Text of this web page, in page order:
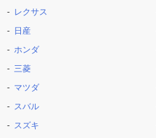
レクサス
日産
ホンダ
三菱
マツダ
スバル
スズキ